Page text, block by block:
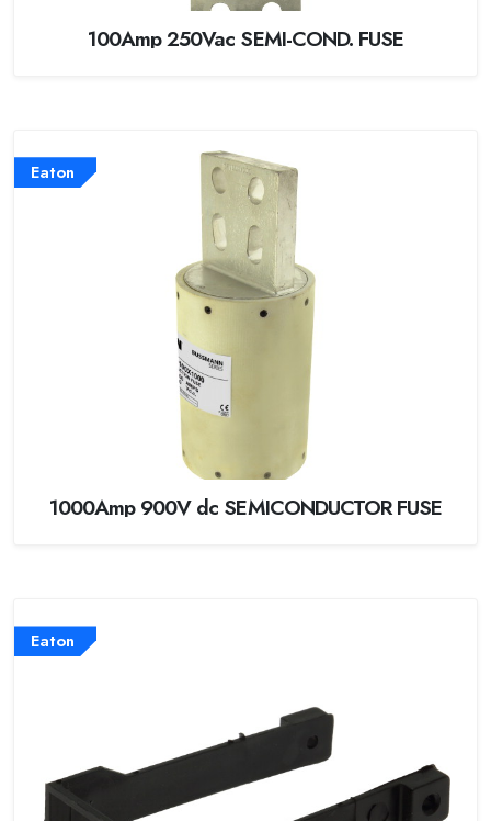
100Amp 250Vac SEMI-COND. FUSE
Eaton
1000Amp 900V dc SEMICONDUCTOR FUSE
Eaton